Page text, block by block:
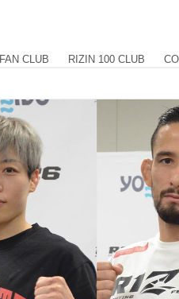
FAN CLUB RIZIN 100 CLUB